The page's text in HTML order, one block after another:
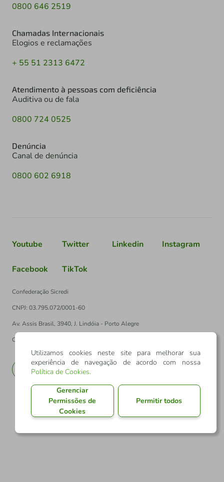
0800 646 2519
Chamadas Internacionais
Elogios e reclamações
+ 55 51 2313 6472
Atendimento à pessoas com deficiência
Auditiva ou de fala
0800 724 0525
Denúncia
Canal de denúncia
0800 602 6918
Youtube Twitter Linkedin Instagram
Facebook TikTok
Confederação Sicredi
CNPJ: 03.795.072/0001-60
Av. Assis Brasil, 3940, J. Lindóia - Porto Alegre
CEP: 91010-003
EN
Utilizamos cookies neste site para melhorar sua
experiência de navegação de acordo com nossa
Política de Cookies.
Gerenciar
Permissões de
Cookies
Permitir todos